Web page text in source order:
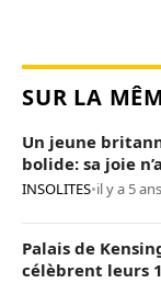
SUR LA
Un jeune
bolide: sa joie
INSOLITES•il y a 5 ans
Palais de
célèbrent leurs